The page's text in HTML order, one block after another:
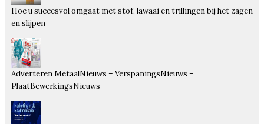
Hoe u succesvol omgaat met stof, lawaai en trillingen bij het zagen
en slijpen
Adverteren MetaalNieuws – VerspaningsNieuws –
PlaatBewerkingsNieuws